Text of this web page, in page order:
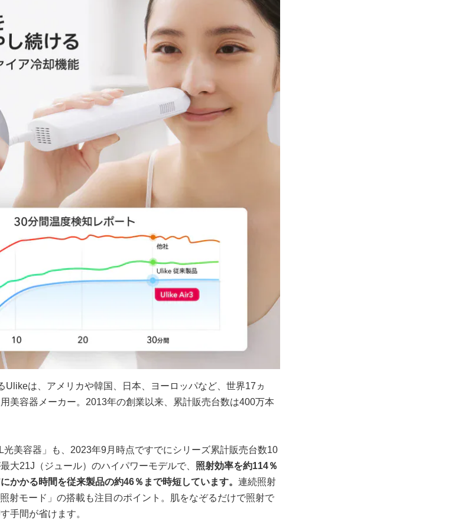
Ulikeは、アメリカや韓国、日本、ヨーロッパなど、世界17ヵ
美容器メーカー。2013年の創業以来、累計販売台数は400万本
美容器」も、2023年9月時点ですでにシリーズ累計販売台数10
大21J（ジュール）のハイパワーモデルで、 照射効率を約114％
かかる時間を従来製品の約46％まで時短しています。 連続照射
射モード」の搭載も注目のポイント。肌をなぞるだけで照射で
手間が省けます。